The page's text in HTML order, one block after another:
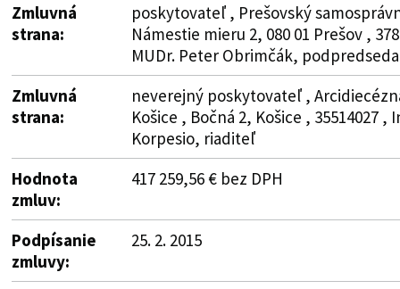
Zmluvná
strana:
poskytovateľ , Prešovský
Námestie mieru 2, 080 01 Prešov ,
MUDr. Peter Obrimčák, podpredseda
Zmluvná
strana:
neverejný poskytovateľ ,
Košice , Bočná 2, Košice , 35514027 ,
Korpesio, riaditeľ
Hodnota
zmluv:
417 259,56 € bez DPH
Podpísanie
zmluvy:
25. 2. 2015